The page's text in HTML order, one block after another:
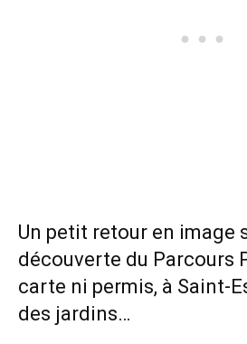
Un petit retour en image
découverte du Parcours
carte ni permis, à Saint-
des jardins…